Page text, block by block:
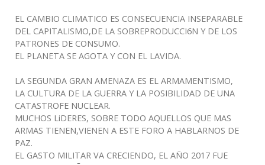
EL CAMBIO CLIMATICO ES CONSECUENCIA INSEPARABLE
DEL CAPITALISMO,DE LA SOBREPRODUCCI6N Y DE LOS
PATRONES DE CONSUMO.
EL PLANETA SE AGOTA Y CON EL LAVIDA.
LA SEGUNDA GRAN AMENAZA ES EL ARMAMENTISMO,
LA CULTURA DE LA GUERRA Y LA POSIBILIDAD DE UNA
CATASTROFE NUCLEAR.
MUCHOS LiDERES, SOBRE TODO AQUELLOS QUE MAS
ARMAS TIENEN,VIENEN A ESTE FORO A HABLARNOS DE
PAZ.
EL GASTO MILITAR VA CRECIENDO, EL AÑO 2017 FUE